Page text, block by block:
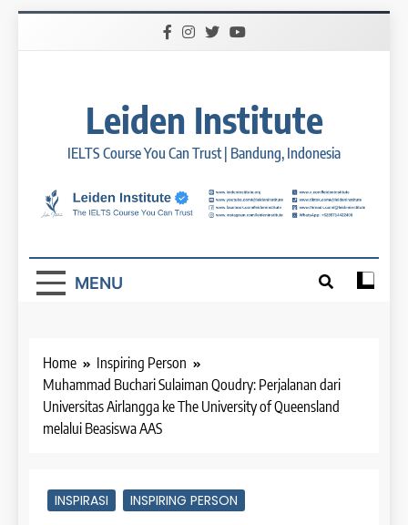
Leiden Institute
IELTS Course You Can Trust | Bandung, Indonesia
MENU
Home
Inspiring Person
Muhammad Buchari Sulaiman Qoudry: Perjalanan dari
Universitas Airlangga ke The University of Queensland
melalui Beasiswa AAS
INSPIRASI INSPIRING PERSON